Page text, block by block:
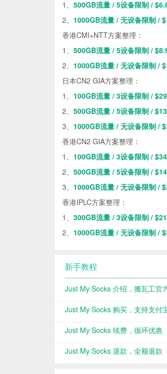
1、 500GB流量 / 5设备限制 /
2、 1000GB流量 / 无设备限制 /
香港CMI+NTT方案整理：
1、 500GB流量 / 5设备限制 /
2、 1000GB流量 / 无设备限制 /
日本CN2 GIA方案整理：
1、 100GB流量 / 3设备限制 /
2、 500GB流量 / 5设备限制 /
3、 1000GB流量 / 无设备限制 /
香港CN2 GIA方案整理：
1、 100GB流量 / 3设备限制 /
2、 500GB流量 / 5设备限制 /
3、 1000GB流量 / 无设备限制 /
香港IPLC方案整理：
1、 300GB流量 / 3设备限制 /
2、 1000GB流量 / 无设备限制 /
新手教程
Just My Socks 介绍，搬瓦工官
Just My Socks 购买，支持支付
Just My Socks 续费，循环优惠
Just My Socks 退款，全额退款